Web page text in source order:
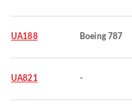
UA188 Boeing 787
UA821 -